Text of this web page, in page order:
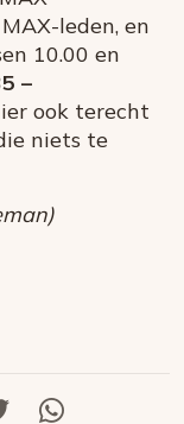
leden, en
10.00 en
–
ook terecht
niets te
Deel